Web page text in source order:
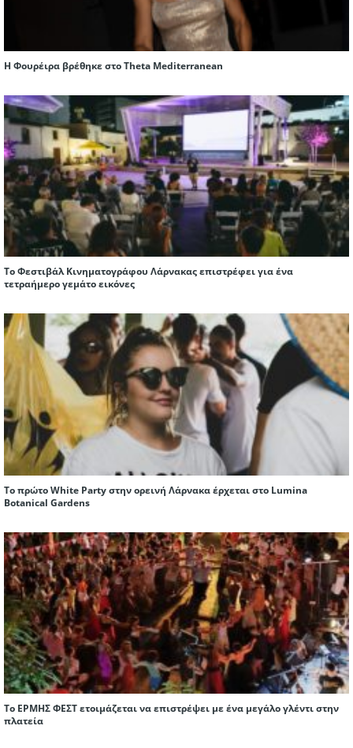
Η Φουρέιρα βρέθηκε στο Theta Mediterranean
Το Φεστιβάλ Κινηματογράφου Λάρνακας επιστρέφει για ένα
τετραήμερο γεμάτο εικόνες
Το πρώτο White Party στην ορεινή Λάρνακα έρχεται στο Lumina
Botanical Gardens
Το ΕΡΜΗΣ ΦΕΣΤ ετοιμάζεται να επιστρέψει με ένα μεγάλο γλέντι στην
πλατεία